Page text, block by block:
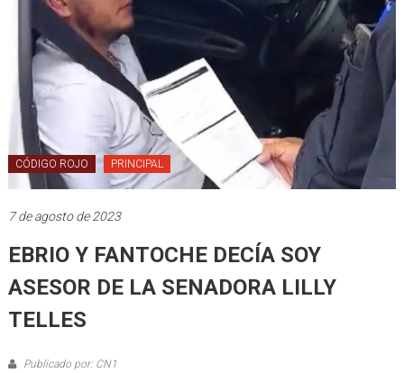
CÓDIGO ROJO PRINCIPAL
7 de agosto de 2023
EBRIO Y FANTOCHE DECÍA SOY
ASESOR DE LA SENADORA LILLY
TELLES
Publicado por: CN1